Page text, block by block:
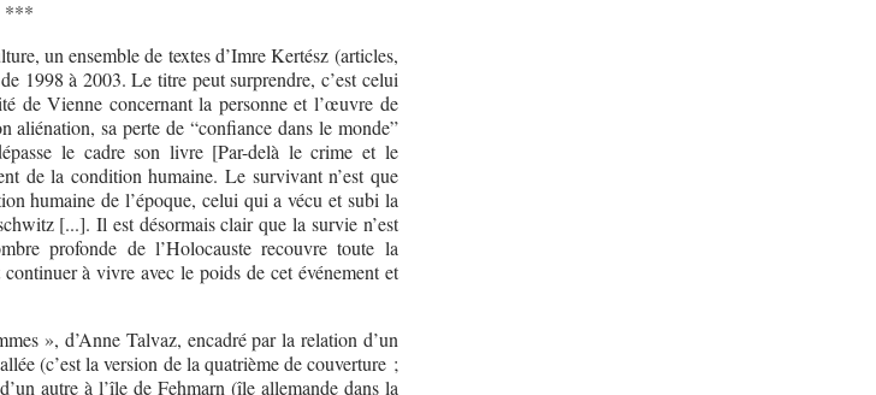
***
un ensemble de textes d’Imre Kertész (articles,
1998 à 2003. Le titre peut surprendre, c’est celui
de Vienne concernant la personne et l’œuvre de
aliénation, sa perte de “confiance dans le monde”
le cadre son livre [Par-delà le crime et le
de la condition humaine. Le survivant n’est que
humaine de l’époque, celui qui a vécu et subi la
[...]. Il est désormais clair que la survie n’est
profonde de l’Holocauste recouvre toute la
à vivre avec le poids de cet événement et
», d’Anne Talvaz, encadré par la relation d’un
(c’est la version de la quatrième de couverture ;
autre à l’île de Fehmarn (île allemande dans la